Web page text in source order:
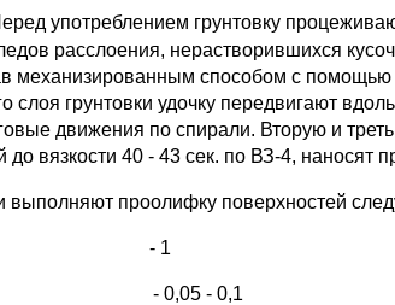
употреблением грунтовку
расслоения, нерастворившихся
механизированным способом с помощью
слоя грунтовки удочку передвигают
движения по спирали. Вторую и
вязкости 40 - 43 сек. по ВЗ-4, наносят
выполняют проолифку поверхностей
- 1
кг - 0,05 - 0,1